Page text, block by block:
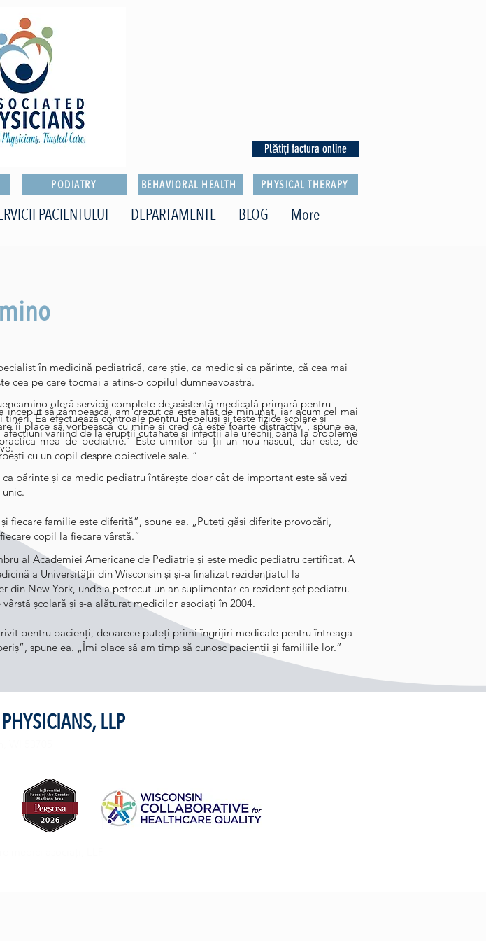
Plătiți factura online
PODIATRY BEHAVIORAL HEALTH PHYSICAL THERAPY
PACIENTULUI DEPARTAMENTE BLOG More
în medicină pediatrică, care știe, ca medic și ca părinte, că cea mai
cea pe care tocmai a atins-o copilul dumneavoastră.
început să zâmbească, am crezut că este atât de minunat, iar acum cel mai
îi place să vorbească cu mine și cred că este foarte distractiv”, spune ea,
mea de pediatrie. Este uimitor să ții un nou-născut, dar este, de
cu un copil despre obiectivele sale. ”
oferă servicii complete de asistență medicală primară pentru
Ea efectuează controale pentru bebeluși și teste fizice școlare și
afecțiuni variind de la erupții cutanate și infecții ale urechii până la probleme
ca părinte și ca medic pediatru întărește doar cât de important este să vezi
fiecare familie este diferită”, spune ea. „Puteți găsi diferite provocări,
copil la fiecare vârstă.”
al Academiei Americane de Pediatrie și este medic pediatru certificat. A
a Universității din Wisconsin și și-a finalizat rezidențiatul la
din New York, unde a petrecut un an suplimentar ca rezident șef pediatru.
școlară și s-a alăturat medicilor asociați în 2004.
pentru pacienți, deoarece puteți primi îngrijiri medicale pentru întreaga
spune ea. „Îmi place să am timp să cunosc pacienții și familiile lor.”
LLP